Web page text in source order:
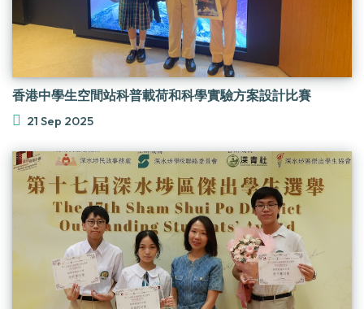
香港中學生空間站科普載荷和科學實驗方案設計比賽
21 Sep 2025